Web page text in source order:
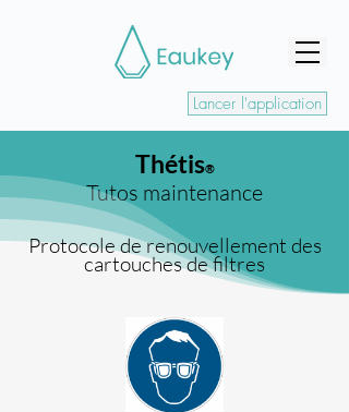
Lancer l'application
Thétis®
Tutos maintenance
Protocole de renouvellement des
cartouches de filtres